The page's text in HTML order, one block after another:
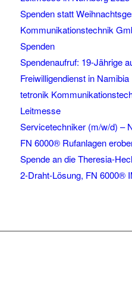
Spenden statt
Kommunikationstechnik
Spenden
Spendenaufruf: 19-Jährige
Freiwilligendienst in Namibia
tetronik
Leitmesse
Servicetechniker (m/w/d) –
FN 6000® Rufanlagen
Spende an die Theresia-
2-Draht-Lösung, FN 6000®